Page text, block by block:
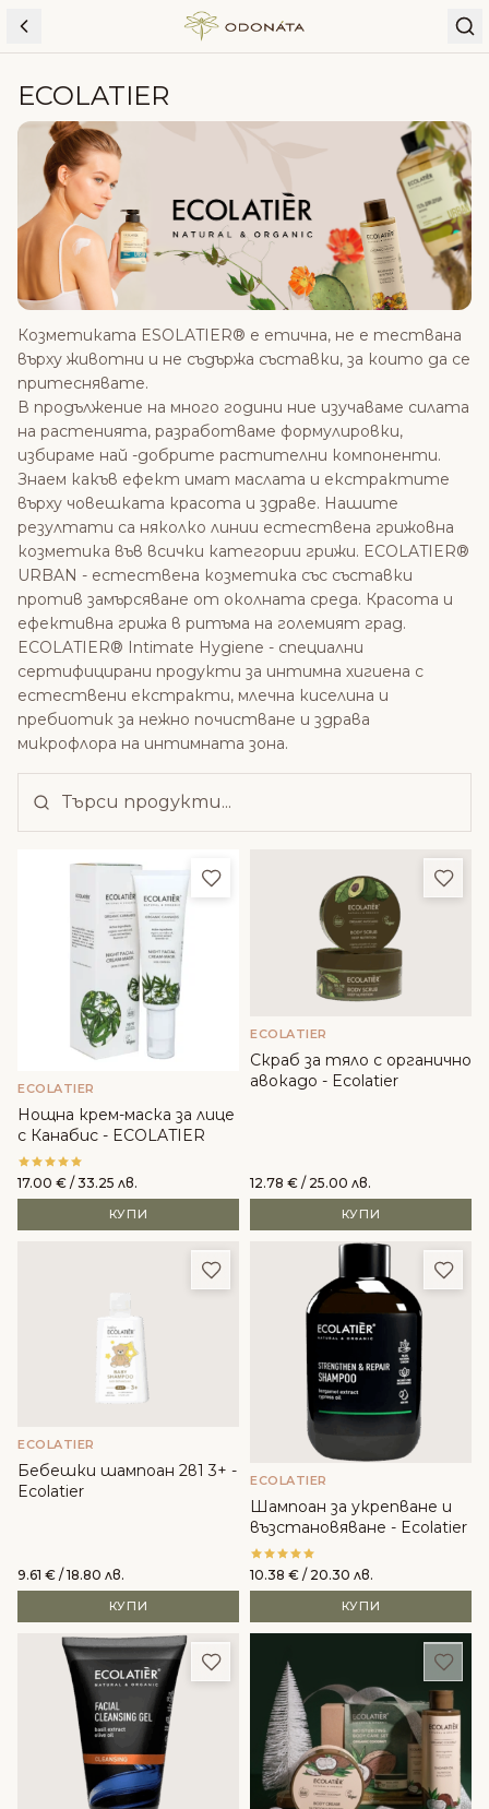
Skip to content
ECOLATIER
Козметиката ESOLATIER® е етична, не е тествана
върху животни и не съдържа съставки, за които да се
притеснявате.
В продължение на много години ние изучаваме силата
на растенията, разработваме формулировки,
избираме най -добрите растителни компоненти.
Знаем какъв ефект имат маслата и екстрактите
върху човешката красота и здраве. Нашите
резултати са няколко линии естествена грижовна
козметика във всички категории грижи. ECOLATIER®
URBAN - естествена козметика със съставки
против замърсяване oт околната среда. Красота и
ефективна грижа в ритъма на големият град.
ECOLATIER® Intimate Hygiene - специални
сертифицирани продукти за интимна хигиена с
естествени екстракти, млечна киселина и
пребиотик за нежно почистване и здрава
микрофлора на интимната зона.
Добави в любими
ECOLATIER
Нощна крем-маска за лице
с Канабис - ECOLATIER
17.00 € / 33.25 лв.
КУПИ
ECOLATIER
Скраб за тяло с органично
авокадо - Ecolatier
12.78 € / 25.00 лв.
КУПИ
Добави в любими
ECOLATIER
Бебешки шампоан 2в1 3+ -
Ecolatier
9.61 € / 18.80 лв.
КУПИ
ECOLATIER
Шампоан за укрепване и
възстановяване - Ecolatier
10.38 € / 20.30 лв.
КУПИ
Добави в любими